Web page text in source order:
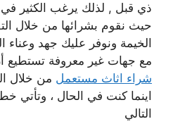
ذي قبل , لذلك يرغب الكثير في
حيث نقوم بشرائها من خلال
الخيمة ونوفر عليك جهد وعناء
مع جهات غير معروفة تستطيع
شراء اثاث مستعمل من خلال
اينما كنت في الحال ، وتأتي
التالي